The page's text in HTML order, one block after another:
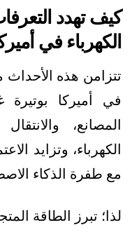
كيف تهدد
الكهرباء في
تتزامن هذه الأحداث
في أميركا بوتيرة
المصانع،
الكهرباء، وتزايد
مع طفرة الذكاء
لذا؛ تبرز الطاقة